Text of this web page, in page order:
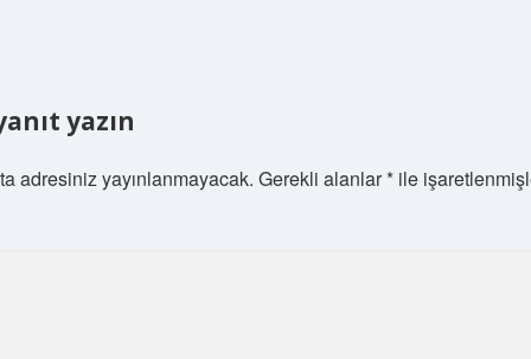
yazın
adresiniz yayınlanmayacak. Gerekli alanlar* ile